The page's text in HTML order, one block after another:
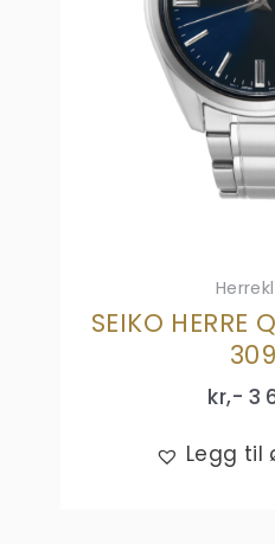
SEIKO HERRE
kr,- 3
Legg til